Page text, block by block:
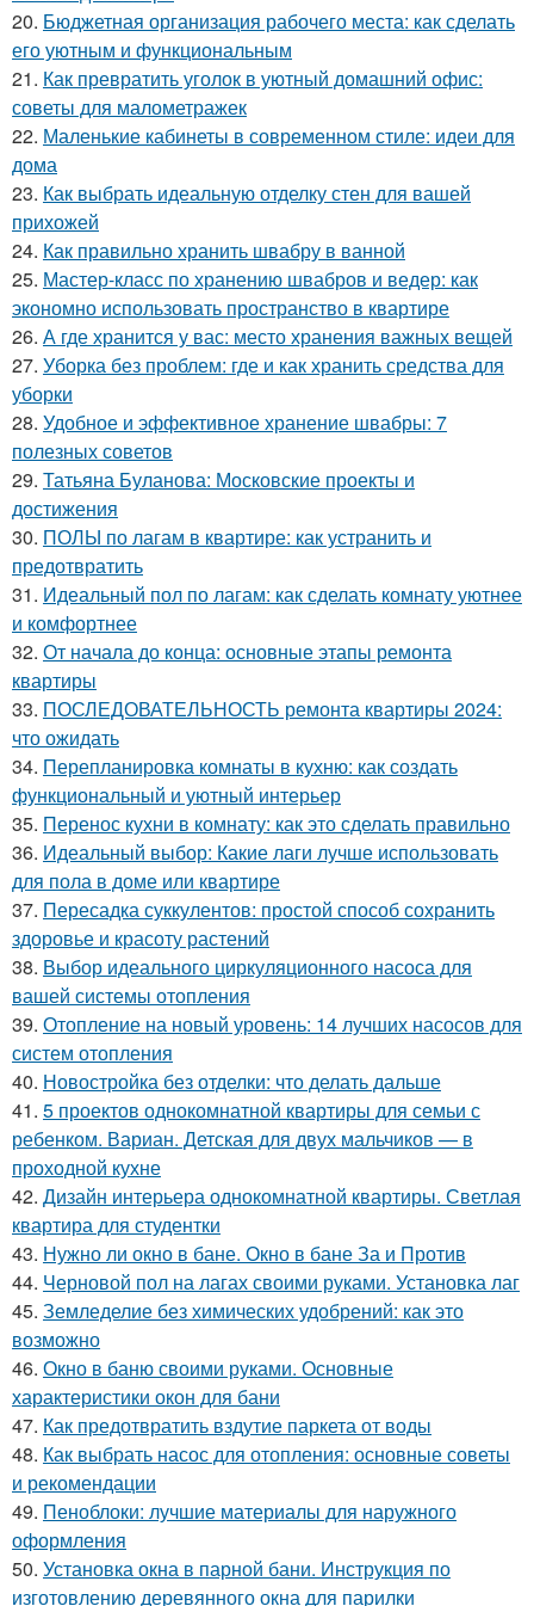
20. Бюджетная организация рабочего места: как сделать
его уютным и функциональным
21. Как превратить уголок в уютный домашний офис:
советы для малометражек
22. Маленькие кабинеты в современном стиле: идеи для
дома
23. Как выбрать идеальную отделку стен для вашей
прихожей
24. Как правильно хранить швабру в ванной
25. Мастер-класс по хранению швабров и ведер: как
экономно использовать пространство в квартире
26. А где хранится у вас: место хранения важных вещей
27. Уборка без проблем: где и как хранить средства для
уборки
28. Удобное и эффективное хранение швабры: 7
полезных советов
29. Татьяна Буланова: Московские проекты и
достижения
30. ПОЛЫ по лагам в квартире: как устранить и
предотвратить
31. Идеальный пол по лагам: как сделать комнату уютнее
и комфортнее
32. От начала до конца: основные этапы ремонта
квартиры
33. ПОСЛЕДОВАТЕЛЬНОСТЬ ремонта квартиры 2024:
что ожидать
34. Перепланировка комнаты в кухню: как создать
функциональный и уютный интерьер
35. Перенос кухни в комнату: как это сделать правильно
36. Идеальный выбор: Какие лаги лучше использовать
для пола в доме или квартире
37. Пересадка суккулентов: простой способ сохранить
здоровье и красоту растений
38. Выбор идеального циркуляционного насоса для
вашей системы отопления
39. Отопление на новый уровень: 14 лучших насосов для
систем отопления
40. Новостройка без отделки: что делать дальше
41. 5 проектов однокомнатной квартиры для семьи с
ребенком. Вариан. Детская для двух мальчиков — в
проходной кухне
42. Дизайн интерьера однокомнатной квартиры. Светлая
квартира для студентки
43. Нужно ли окно в бане. Окно в бане За и Против
44. Черновой пол на лагах своими руками. Установка лаг
45. Земледелие без химических удобрений: как это
возможно
46. Окно в баню своими руками. Основные
характеристики окон для бани
47. Как предотвратить вздутие паркета от воды
48. Как выбрать насос для отопления: основные советы
и рекомендации
49. Пеноблоки: лучшие материалы для наружного
оформления
50. Установка окна в парной бани. Инструкция по
изготовлению деревянного окна для парилки